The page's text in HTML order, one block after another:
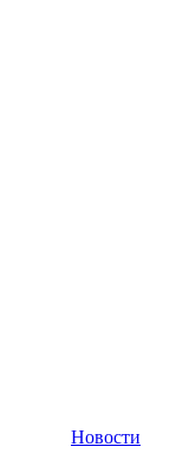
Новости